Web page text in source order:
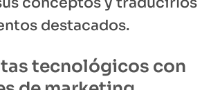
destacados.
tecnológicos con